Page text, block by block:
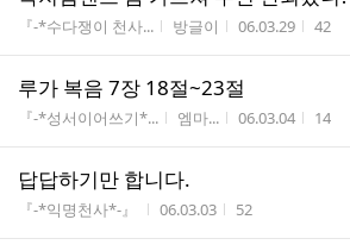
게시판명
『-*수다쟁이 천사... 작성자
방글이 작성시간
06.03.29 조회수
42
루가 복음 7장 18절~23절
게시판명
『-*성서이어쓰기*... 작성자
엠마... 작성시간
06.03.04 조회수
14
답답하기만 합니다.
게시판명
『-*익명천사*-』 작성시간
06.03.03 조회수
52